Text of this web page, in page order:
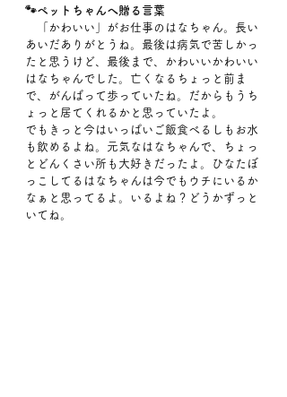
🐾ペットちゃんへ贈る言葉
「かわいい」がお仕事のはなちゃん。長い
あいだありがとうね。最後は病気で苦しかっ
たと思うけど、最後まで、かわいいかわいい
はなちゃんでした。亡くなるちょっと前ま
で、がんばって歩っていたね。だからもうち
ょっと居てくれるかと思っていたよ。
でもきっと今はいっぱいご飯食べるしもお水
も飲めるよね。元気なはなちゃんで、ちょっ
とどんくさい所も大好きだったよ。ひなたぼ
っこしてるはなちゃんは今でもウチにいるか
なぁと思ってるよ。いるよね？どうかずっと
いてね。